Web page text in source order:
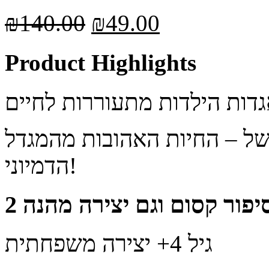
₪140.00 ₪49.00
Product Highlights
– החיות האהובות מהמגדל
הדמיוני!
גיל 4+ יצירה משפחתית